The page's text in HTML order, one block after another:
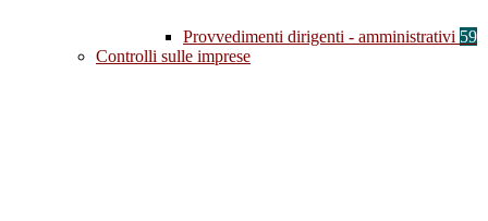
Provvedimenti dirigenti - amministrativi 59
Controlli sulle imprese